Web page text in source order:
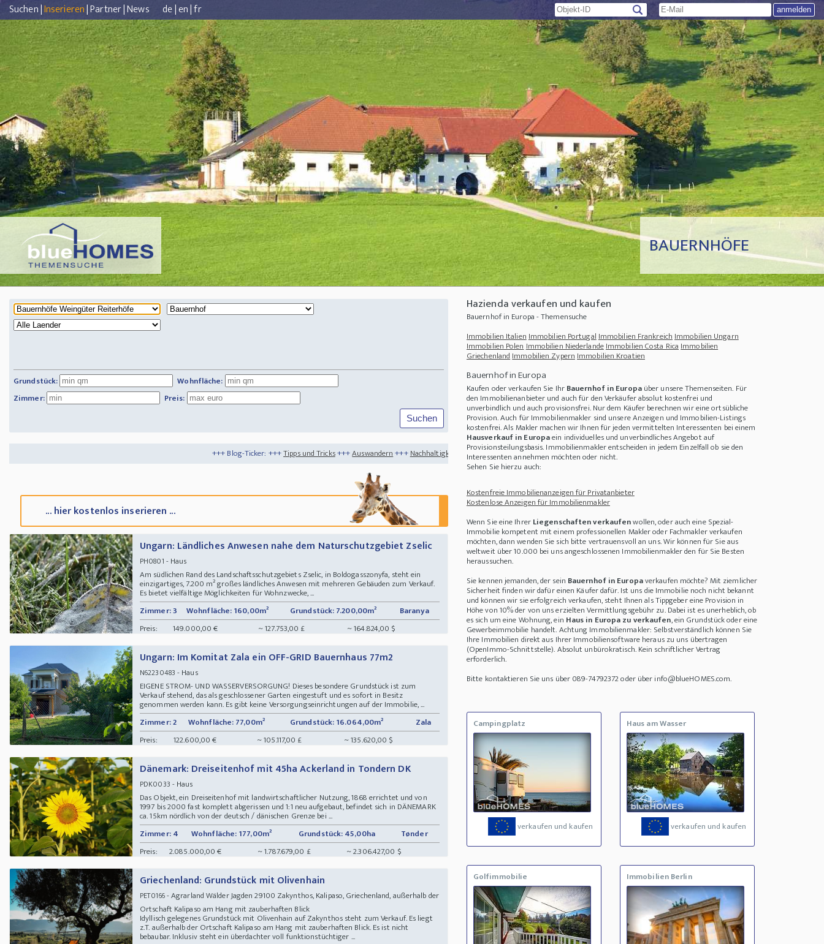
Suchen|Inserieren|Partner|News de|en|fr
BAUERNHÖFE
Grundstück:
Wohnfläche:
Zimmer:
Preis:
+++ Blog-Ticker: +++Tipps und Tricks+++Auswandern+++Nachhaltigkeit+++Nachhaltige Ernährung - Was wirklich zählt+++Montenegro - ein Geheimtipp in Südosteuropa+++
... hier kostenlos inserieren ...
Ungarn: Ländliches Anwesen nahe dem Naturschutzgebiet Zselic
PH0801 - Haus
Am südlichen Rand des Landschaftsschutzgebiets Zselic, in Boldogasszonyfa, steht ein
einzigartiges, 7.200 m² großes ländliches Anwesen mit mehreren Gebäuden zum Verkauf.
Es bietet vielfältige Möglichkeiten für Wohnzwecke, ...
Zimmer: 3
Wohnfläche: 160,00m² Grundstück: 7.200,00m²
Baranya
Preis:
149.000,00 € ~ 127.753,00 £ ~ 164.824,00 $
Ungarn: Im Komitat Zala ein OFF-GRID Bauernhaus 77m2
N62230483 - Haus
EIGENE STROM- UND WASSERVERSORGUNG! Dieses besondere Grundstück ist zum
Verkauf stehend, das als geschlossener Garten eingestuft und es sofort in Besitz
genommen werden kann. Es gibt keine Versorgungseinrichtungen auf der Immobilie, ...
Zimmer: 2
Wohnfläche: 77,00m² Grundstück: 16.064,00m²
Zala
Preis:
122.600,00 € ~ 105.117,00 £ ~ 135.620,00 $
Dänemark: Dreiseitenhof mit 45ha Ackerland in Tondern DK
PDK0033 - Haus
Das Objekt, ein Dreiseitenhof mit landwirtschaftlicher Nutzung, 1868 errichtet und von
1997 bis 2000 fast komplett abgerissen und 1:1 neu aufgebaut, befindet sich in DÄNEMARK
ca. 15km nördlich von der deutsch / dänischen Grenze bei ...
Zimmer: 4
Wohnfläche: 177,00m² Grundstück: 45,00ha
Tønder
Preis:
2.085.000,00 € ~ 1.787.679,00 £ ~ 2.306.427,00 $
Griechenland: Grundstück mit Olivenhain
PET0166- Agrarland Wälder Jagden 29100 Zakynthos, Kalipaso, Griechenland, außerhalb der
Ortschaft Kalipaso am Hang mit zauberhaften Blick
Idyllisch gelegenes Grundstück mit Olivenhain auf Zakynthos steht zum Verkauf. Es liegt
z.T. außerhalb der Ortschaft Kalipaso am Hang mit zauberhaften Blick. Es ist nicht
bebaubar. Inklusiv steht ein überdachter voll funktionstüchtiger ...
Hazienda verkaufen und kaufen
Bauernhof in Europa - Themensuche
Immobilien ItalienImmobilien PortugalImmobilien FrankreichImmobilien Ungarn
Immobilien PolenImmobilien NiederlandeImmobilien Costa RicaImmobilien
GriechenlandImmobilien ZypernImmobilien Kroatien
Bauernhof in Europa
Kaufen oder verkaufen Sie IhrBauernhof in Europaüber unsere Themenseiten. Für
den Immobilienanbieter und auch für den Verkäufer absolut kostenfrei und
unverbindlich und auch provisionsfrei. Nur dem Käufer berechnen wir eine ortsübliche
Provision. Auch für Immobilienmakler sind unsere Anzeigen und Immobilien-Listings
kostenfrei. Als Makler machen wir Ihnen für jeden vermittelten Interessenten bei einem
Hausverkauf in Europaein individuelles und unverbindliches Angebot auf
Provisionsteilungsbasis. Immobilienmakler entscheiden in jedem Einzelfall ob sie den
Interessenten annehmen möchten oder nicht.
Sehen Sie hierzu auch:
Kostenfreie Immobilienanzeigen für Privatanbieter
Kostenlose Anzeigen für Immobilienmakler
Wenn Sie eine IhrerLiegenschaften verkaufenwollen, oder auch eine Spezial-
Immobilie kompetent mit einem professionellen Makler oder Fachmakler verkaufen
möchten, dann wenden Sie sich bitte vertrauensvoll an uns. Wir können für Sie aus
weltweit über 10.000 bei uns angeschlossenen Immobilienmakler den für Sie Besten
heraussuchen.
Sie kennen jemanden, der sein Bauernhof in Europaverkaufen möchte? Mit ziemlicher
Sicherheit finden wir dafür einen Käufer dafür. Ist uns die Immobilie noch nicht bekannt
und können wir sie erfolgreich verkaufen, steht Ihnen als Tippgeber eine Provision in
Höhe von 10% der von uns erzielten Vermittlungsgebühr zu. Dabei ist es unerheblich, ob
es sich um eine Wohnung, ein Haus in Europa zu verkaufen, ein Grundstück oder eine
Gewerbeimmobilie handelt. Achtung Immobilienmakler: Selbstverständlich können Sie
Ihre Immobilien direkt aus Ihrer Immobiliensoftware heraus zu uns übertragen
(OpenImmo-Schnittstelle). Absolut unbürokratisch. Kein schriftlicher Vertrag
erforderlich.
Bitte kontaktieren Sie uns über 089-74792372 oder über info@blueHOMES.com.
Campingplatz
verkaufen und kaufen
Haus am Wasser
verkaufen und kaufen
Golfimmobilie Immobilien Berlin